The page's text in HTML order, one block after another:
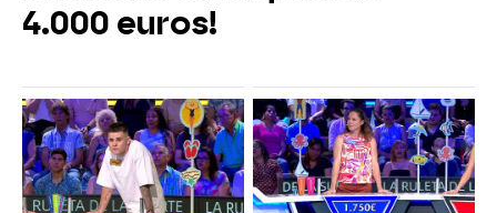
4.000 euros!